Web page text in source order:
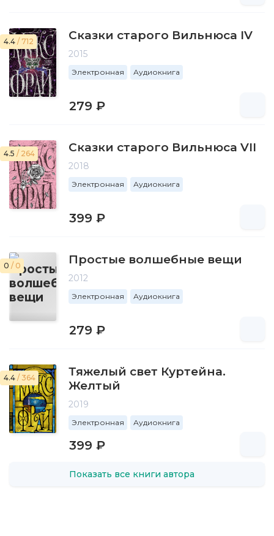
4.4 / 712 Сказки старого Вильнюса IV
2015
Электронная Аудиокнига
279 ₽
4.5 / 264 Сказки старого Вильнюса VII
2018
Электронная Аудиокнига
399 ₽
0 / 0 Простые волшебные вещи
2012
Электронная Аудиокнига
279 ₽
4.4 / 364
Тяжелый свет Куртейна.
Желтый
2019
Электронная Аудиокнига
399 ₽
Показать все книги автора